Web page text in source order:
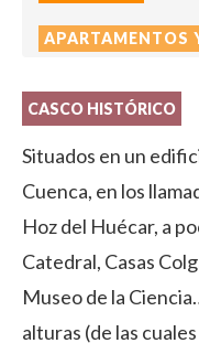
APARTAMENTOS
CASCO HISTÓRICO
Situados en un
Cuenca, en los
Hoz del Huécar, a
Catedral, Casas
Museo de la
alturas (de las